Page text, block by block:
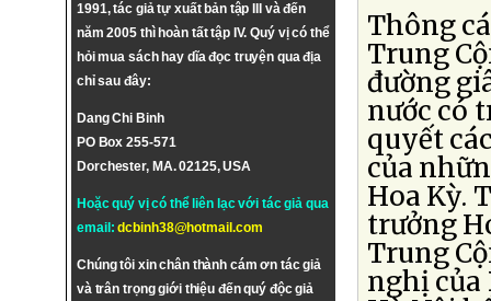
1991, tác giả tự xuất bản tập III và đến
năm 2005 thì hoàn tất tập IV. Quý vị có thể
hỏi mua sách hay dĩa đọc truyện qua địa
chỉ sau đây:
Dang Chi Binh
PO Box 255-571
Dorchester, MA. 02125, USA
Hoặc quý vị có thể liên lạc với tác giả qua
email:dcbinh38@hotmail.com
Chúng tôi xin chân thành cám ơn tác giả
và trân trọng giới thiệu đến quý độc giả
Thông
Trung
đường
nước có
quyết
của
Hoa Kỳ.
trưởng
Trung
nghị của